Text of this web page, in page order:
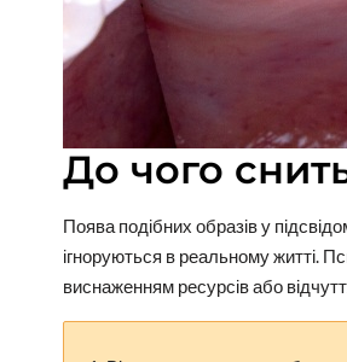
До чого
Поява подібних образів у
ігноруються в реальному житті.
виснаженням ресурсів або